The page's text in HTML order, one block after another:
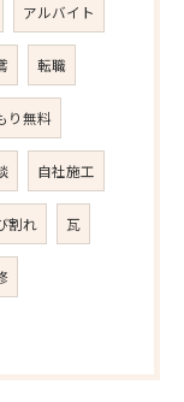
アルバイト
転職
り無料
自社施工
割れ 瓦